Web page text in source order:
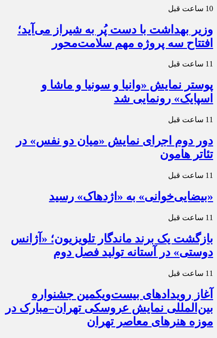
10 ساعت قبل
وزیر بهداشت با دست پُر به شیراز می‌آید؛
افتتاح سه پروژه مهم سلامت‌محور
11 ساعت قبل
پوستر نمایش «وانیا و سونیا و ماشا و
اسپایک» رونمایی شد
11 ساعت قبل
دور دوم اجرای نمایش «میان دو نفس» در
تئاتر هامون
11 ساعت قبل
«بیضایی‌خوانی» به «اژدهاک» رسید
11 ساعت قبل
بازگشت یک برند ماندگار تلویزیون؛ «آژانس
دوستی» در آستانه تولید فصل دوم
11 ساعت قبل
آغاز رویدادهای بیست‌ویکمین جشنواره
بین‌المللی نمایش عروسکی تهران–مبارک در
موزه هنرهای معاصر تهران